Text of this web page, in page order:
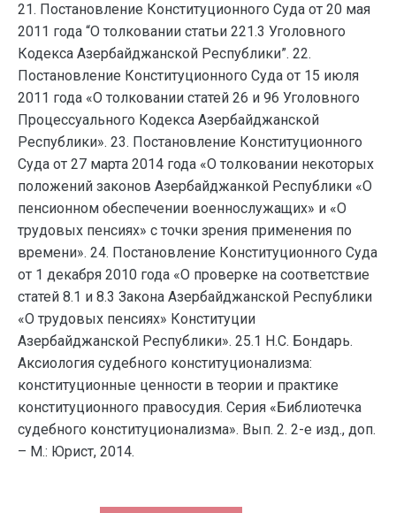
21. Постановление Конституционного Суда от 20 мая
2011 года “О толковании статьи 221.3 Уголовного
Кодекса Азербайджанской Республики”. 22.
Постановление Конституционного Суда от 15 июля
2011 года «О толковании статей 26 и 96 Уголовного
Процессуального Кодекса Азербайджанской
Республики». 23. Постановление Конституционного
Суда от 27 марта 2014 года «О толковании некоторых
положений законов Азербайджанкой Республики «О
пенсионном обеспечении военнослужащих» и «О
трудовых пенсиях» с точки зрения применения по
времени». 24. Постановление Конституционного Суда
от 1 декабря 2010 года «О проверке на соответствие
статей 8.1 и 8.3 Закона Азербайджанской Республики
«О трудовых пенсиях» Конституции
Азербайджанской Республики». 25.1 Н.С. Бондарь.
Аксиология судебного конституционализма:
конституционные ценности в теории и практике
конституционного правосудия. Серия «Библиотечка
судебного конституционализма». Вып. 2. 2-е изд., доп.
– М.: Юрист, 2014.